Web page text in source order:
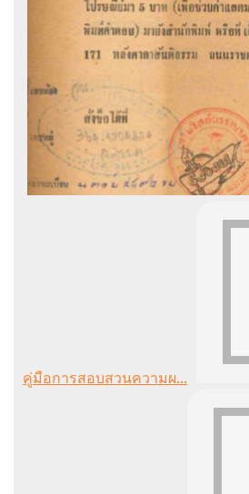
คู่มือการสอบสวนความผ...